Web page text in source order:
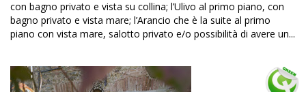
Gallura
Gastronomia trentina
Giochi
con bagno privato e vista su collina; l’Ulivo al primo piano, con
bagno privato e vista mare; l’Arancio che è la suite al primo
piano con vista mare, salotto privato e/o possibilità di avere un...